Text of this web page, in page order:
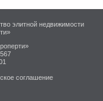
элитной недвижимости
соглашение